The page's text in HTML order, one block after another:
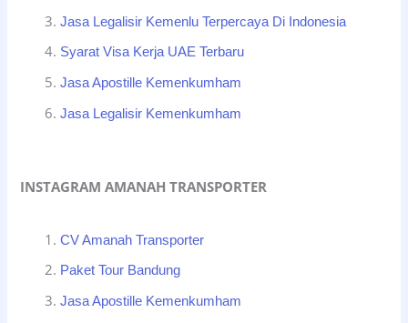
Jasa Legalisir Kemenlu Terpercaya Di Indonesia
Syarat Visa Kerja UAE Terbaru
Jasa Apostille Kemenkumham
Jasa Legalisir Kemenkumham
INSTAGRAM AMANAH TRANSPORTER
CV Amanah Transporter
Paket Tour Bandung
Jasa Apostille Kemenkumham